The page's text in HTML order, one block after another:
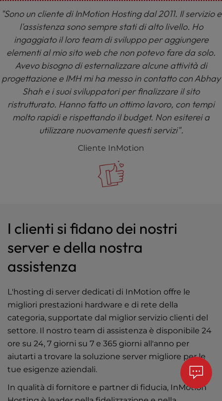
"Sono un cliente di InMotion Hosting dal 2011. Il servizio e
l'assistenza sono sempre stati di alto livello. Ho
ingaggiato il loro team di sviluppo per aggiungere
elementi al mio sito web che non potevo fare da solo.
Avevo bisogno di esternalizzare alcune attività di
progettazione e IMH mi ha messo in contatto con Abhay
Shah e i suoi sviluppatori per finalizzare il sito
ristrutturato. Hanno fatto un ottimo lavoro, con tempi
molto rapidi e rispettando il budget. Non esiterei a
utilizzare nuovamente questi servizi".
Cliente InMotion
I clienti si fidano dei nostri
server e della nostra
assistenza
L'hosting di server dedicati di InMotion offre le
migliori prestazioni hardware e di rete della
categoria, supportate dal miglior servizio clienti del
settore. Il nostro team di assistenza è disponibile 24
ore su 24, 7 giorni su 7 e 365 giorni all'anno per
aiutarti a trovare la soluzione server migliore per le
tue esigenze aziendali.
In qualità di fornitore e partner di fiducia, InMotion